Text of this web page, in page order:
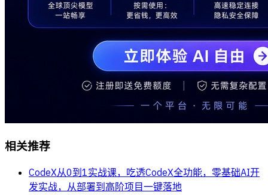
相关推荐
CodeX从0到1实战课，吃透CodeX全功能，零基础AI开
发实战，从部署到高阶项目一键落地